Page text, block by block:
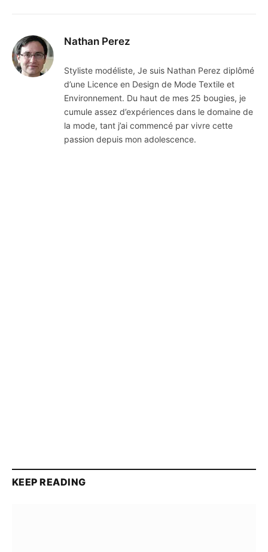
Nathan Perez
Styliste modéliste, Je suis Nathan Perez diplômé
d’une Licence en Design de Mode Textile et
Environnement. Du haut de mes 25 bougies, je
cumule assez d’expériences dans le domaine de
la mode, tant j’ai commencé par vivre cette
passion depuis mon adolescence.
KEEP READING